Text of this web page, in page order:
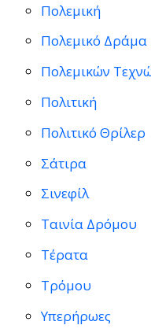
Πολεμική
Πολεμικό Δράμα
Πολεμικών
Πολιτική
Πολιτικό Θρίλερ
Σάτιρα
Σινεφίλ
Ταινία Δρόμου
Τέρατα
Τρόμου
Υπερήρωες